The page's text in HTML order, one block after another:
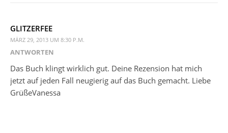
GLITZERFEE
MÄRZ 29, 2013 UM 8:30 P.M.
ANTWORTEN
Das Buch klingt wirklich gut. Deine Rezension hat mich
jetzt auf jeden Fall neugierig auf das Buch gemacht. Liebe
GrüßeVanessa